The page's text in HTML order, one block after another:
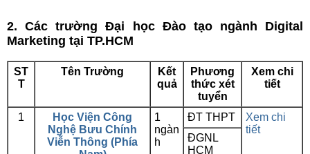
2. Các trường Đại học Đào tạo ngành Digital
Marketing tại TP.HCM
ST
T
Tên Trường
Kết
quả
Phương
thức xét
tuyển
Xem chi
tiết
1
Học Viện Công
Nghệ Bưu Chính
Viễn Thông (Phía
1
ngàn
h
ĐT THPT
Xem chi
tiết
ĐGNL
HCM